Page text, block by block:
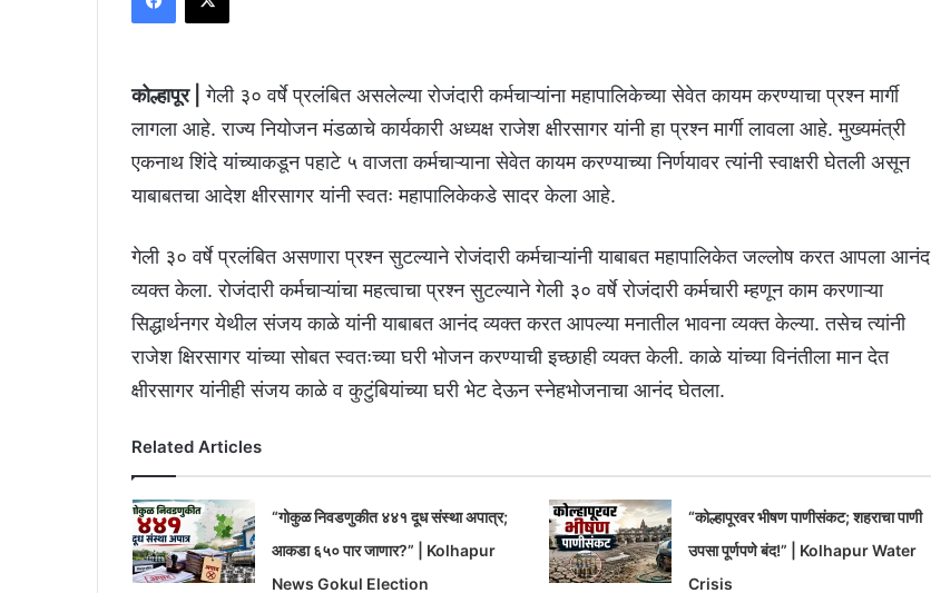
कोल्हापूर |
गेली ३० वर्षे प्रलंबित असलेल्या रोजंदारी कर्मचाऱ्यांना महापालिकेच्या सेवेत कायम करण्याचा प्रश्न मार्गी
लागला आहे. राज्य नियोजन मंडळाचे कार्यकारी अध्यक्ष राजेश क्षीरसागर यांनी हा प्रश्न मार्गी लावला आहे. मुख्यमंत्री
एकनाथ शिंदे यांच्याकडून पहाटे ५ वाजता कर्मचाऱ्याना सेवेत कायम करण्याच्या निर्णयावर त्यांनी स्वाक्षरी घेतली असून
याबाबतचा आदेश क्षीरसागर यांनी स्वतः महापालिकेकडे सादर केला आहे.
गेली ३० वर्षे प्रलंबित असणारा प्रश्न सुटल्याने रोजंदारी कर्मचाऱ्यांनी याबाबत महापालिकेत जल्लोष करत आपला आनंद
व्यक्त केला. रोजंदारी कर्मचाऱ्यांचा महत्वाचा प्रश्न सुटल्याने गेली ३० वर्षे रोजंदारी कर्मचारी म्हणून काम करणाऱ्या
सिद्धार्थनगर येथील संजय काळे यांनी याबाबत आनंद व्यक्त करत आपल्या मनातील भावना व्यक्त केल्या. तसेच त्यांनी
राजेश क्षिरसागर यांच्या सोबत स्वतःच्या घरी भोजन करण्याची इच्छाही व्यक्त केली. काळे यांच्या विनंतीला मान देत
क्षीरसागर यांनीही संजय काळे व कुटुंबियांच्या घरी भेट देऊन स्नेहभोजनाचा आनंद घेतला.
Related Articles
“गोकुळ निवडणुकीत ४४१ दूध संस्था अपात्र;
आकडा ६५० पार जाणार?” | Kolhapur
News Gokul Election
“कोल्हापूरवर भीषण पाणीसंकट; शहराचा पाणी
उपसा पूर्णपणे बंद!” | Kolhapur Water
Crisis